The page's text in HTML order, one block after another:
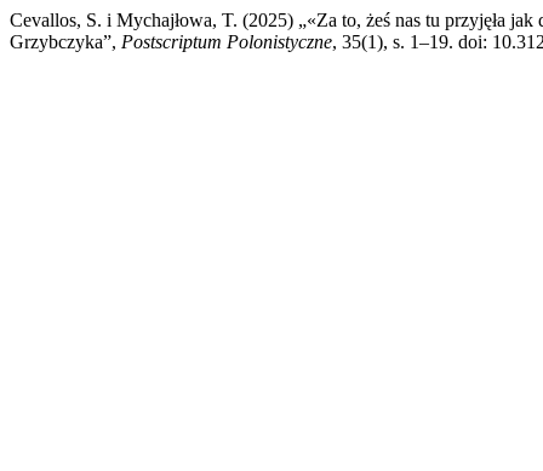
Cevallos, S. i Mychajłowa, T. (2025) „«Za to, żeś nas tu przyjęła
Grzybczyka”, Postscriptum Polonistyczne, 35(1), s. 1–19. doi: